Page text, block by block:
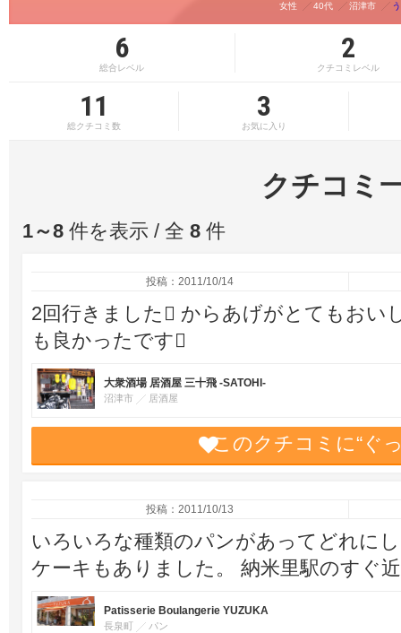
女性 40代 沼津市
6
総合レベル
2
クチコミレベル
11
総クチコミ数
3
お気に入り
クチコミ
1～8 件を表示 / 全 8 件
投稿：2011/10/14
2回行きました からあげがとてもおい
も良かったです
大衆酒場 居酒屋 三十飛 -SATOHI-
沼津市 居酒屋
このクチコミに“ぐ
投稿：2011/10/13
いろいろな種類のパンがあってどれに
ケーキもありました。 納米里駅のすぐ
Patisserie Boulangerie YUZUKA
長泉町 パン